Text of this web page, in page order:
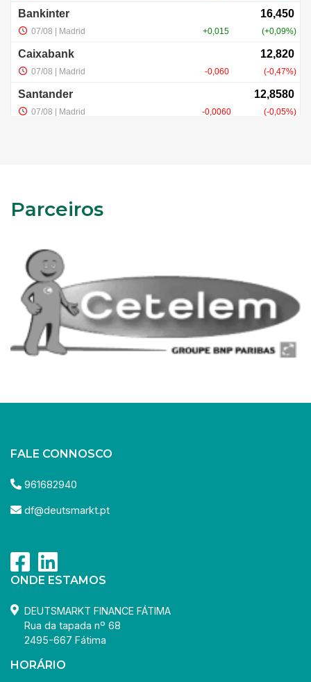
Parceiros
FALE CONNOSCO
961682940
df@deutsmarkt.pt
ONDE ESTAMOS
DEUTSMARKT FINANCE FÁTIMA
Rua da tapada nº 68
2495-667 Fátima
HORÁRIO